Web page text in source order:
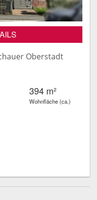
Oberstadt
394 m²
Wohnfläche (ca.)